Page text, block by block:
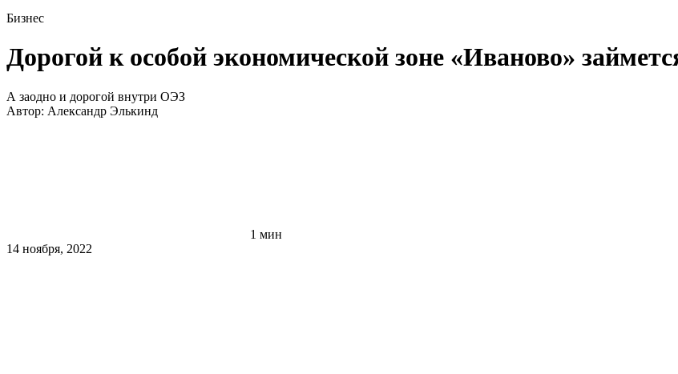
Бизнес
Дорогой к особой экономической зоне «Иваново»
А заодно и дорогой внутри ОЭЗ
Автор: Александр Элькинд
1 мин
14 ноября, 2022